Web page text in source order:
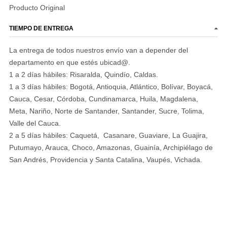
Producto Original
TIEMPO DE ENTREGA
La entrega de todos nuestros envío van a depender del
departamento en que estés ubicad@.
1 a 2 días hábiles: Risaralda, Quindío, Caldas.
1 a 3 días hábiles: Bogotá, Antioquia, Atlántico, Bolívar, Boyacá,
Cauca, Cesar, Córdoba, Cundinamarca, Huila, Magdalena,
Meta, Nariño, Norte de Santander, Santander, Sucre, Tolima,
Valle del Cauca.
2 a 5 días hábiles: Caquetá, Casanare, Guaviare, La Guajira,
Putumayo, Arauca, Choco, Amazonas, Guainía, Archipiélago de
San Andrés, Providencia y Santa Catalina, Vaupés, Vichada.